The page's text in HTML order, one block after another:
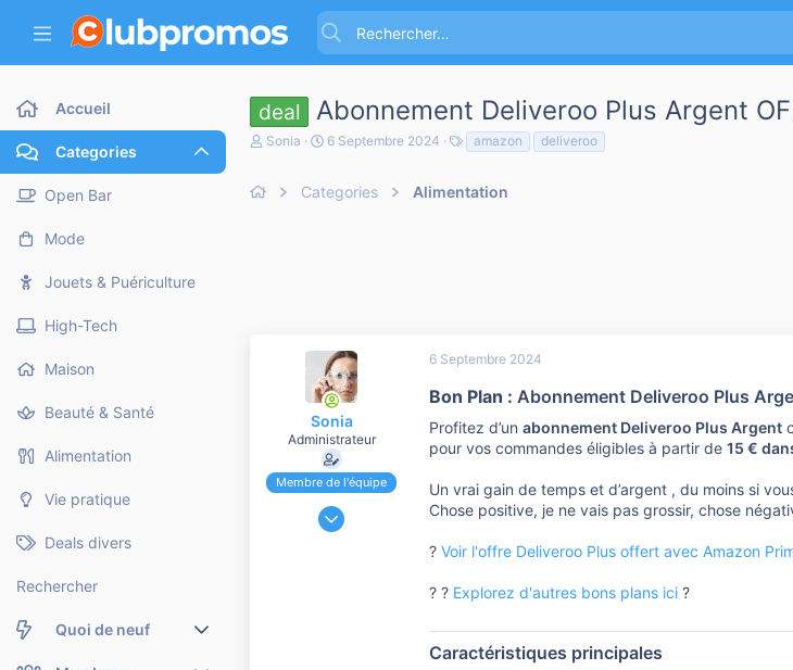
Accueil
Categories
Open Bar
Mode
Jouets & Puériculture
High-Tech
Maison
Beauté & Santé
Alimentation
Vie pratique
Deals divers
Rechercher
Quoi de neuf
deal Abonnement Deliveroo Plus Argent
A
e
n
Sonia
D
e
6 Septembre 2024
a
s
amazon deliveroo
Categories Alimentation
Sonia
Administrateur
Membre de l'équipe
6 Septembre 2024
Bon Plan : Abonnement Deliveroo Plus
Profitez d’un abonnement Deliveroo Plus Argent
pour vos commandes éligibles à partir de 15 €
Un vrai gain de temps et d’argent , du moins si
Chose positive, je ne vais pas grossir, chose
? Voir l'offre Deliveroo Plus offert avec Amazon
? ? Explorez d'autres bons plans ici ?
Caractéristiques principales